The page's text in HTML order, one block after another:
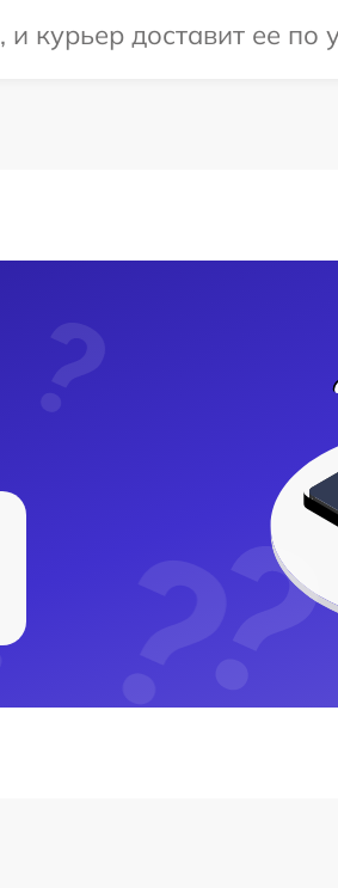
доставит ее по